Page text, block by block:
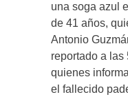
una soga azul
de 41 años,
Antonio
reportado a las
quienes
el fallecido